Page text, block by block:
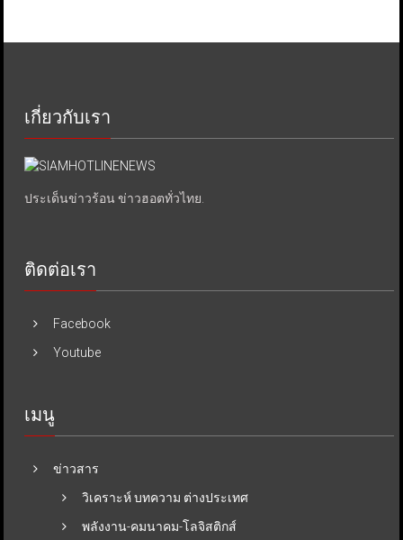
เกี่ยวกับเรา
ประเด็นข่าวร้อน ข่าวฮอตทั่วไทย.
ติดต่อเรา
Facebook
Youtube
เมนู
ข่าวสาร
วิเคราะห์ บทความ ต่างประเทศ
พลังงาน-คมนาคม-โลจิสติกส์